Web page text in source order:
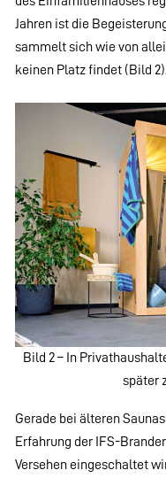
Jahren ist die
sammelt sich wie von
keinen Platz findet (Bild
Bild 2 – In
später
Gerade bei älteren
Erfahrung der IFS-
Versehen eingeschaltet